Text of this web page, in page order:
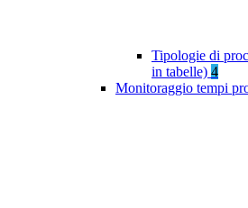
Tipologie di
in tabelle) 4
Monitoraggio tempi